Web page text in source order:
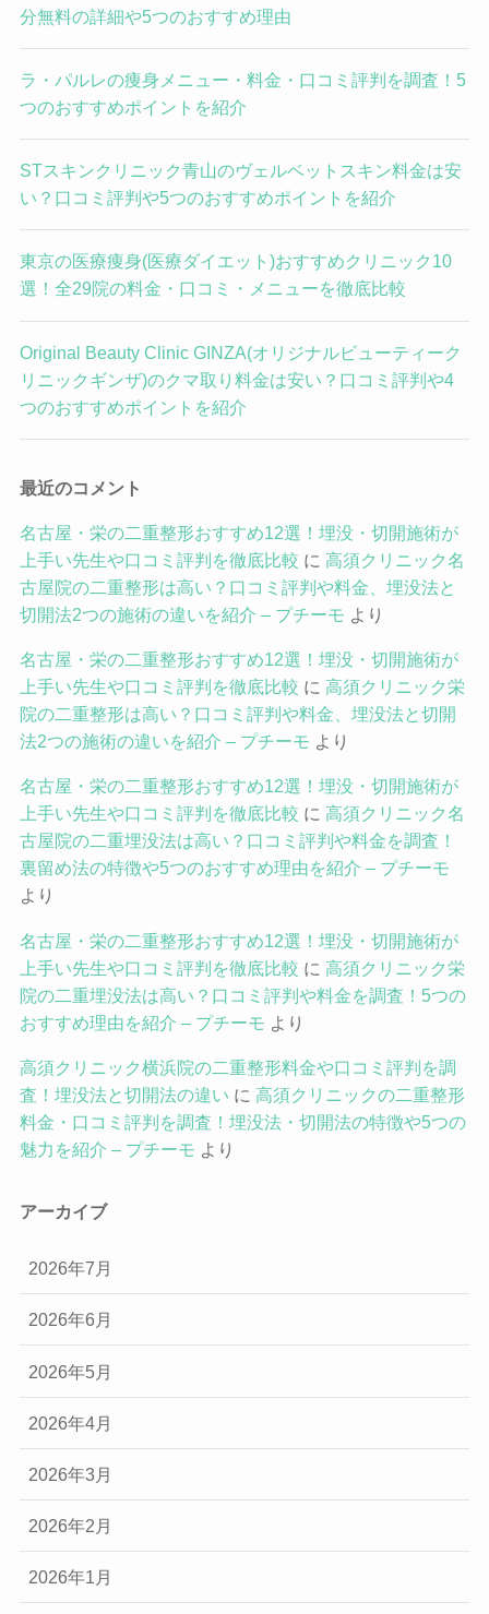
分無料の詳細や5つのおすすめ理由
ラ・パルレの痩身メニュー・料金・口コミ評判を調査！5
つのおすすめポイントを紹介
STスキンクリニック青山のヴェルベットスキン料金は安
い？口コミ評判や5つのおすすめポイントを紹介
東京の医療痩身(医療ダイエット)おすすめクリニック10
選！全29院の料金・口コミ・メニューを徹底比較
Original Beauty Clinic GINZA(オリジナルビューティーク
リニックギンザ)のクマ取り料金は安い？口コミ評判や4
つのおすすめポイントを紹介
最近のコメント
名古屋・栄の二重整形おすすめ12選！埋没・切開施術が
上手い先生や口コミ評判を徹底比較 に 高須クリニック名
古屋院の二重整形は高い？口コミ評判や料金、埋没法と
切開法2つの施術の違いを紹介 – プチーモ より
名古屋・栄の二重整形おすすめ12選！埋没・切開施術が
上手い先生や口コミ評判を徹底比較 に 高須クリニック栄
院の二重整形は高い？口コミ評判や料金、埋没法と切開
法2つの施術の違いを紹介 – プチーモ より
名古屋・栄の二重整形おすすめ12選！埋没・切開施術が
上手い先生や口コミ評判を徹底比較 に 高須クリニック名
古屋院の二重埋没法は高い？口コミ評判や料金を調査！
裏留め法の特徴や5つのおすすめ理由を紹介 – プチーモ
より
名古屋・栄の二重整形おすすめ12選！埋没・切開施術が
上手い先生や口コミ評判を徹底比較 に 高須クリニック栄
院の二重埋没法は高い？口コミ評判や料金を調査！5つの
おすすめ理由を紹介 – プチーモ より
高須クリニック横浜院の二重整形料金や口コミ評判を調
査！埋没法と切開法の違い に 高須クリニックの二重整形
料金・口コミ評判を調査！埋没法・切開法の特徴や5つの
魅力を紹介 – プチーモ より
アーカイブ
2026年7月
2026年6月
2026年5月
2026年4月
2026年3月
2026年2月
2026年1月